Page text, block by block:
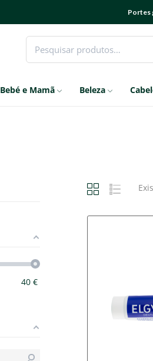
Portes
Bebé e Mamã Beleza
40€